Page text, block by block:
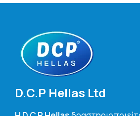
D.C.P Hellas Ltd